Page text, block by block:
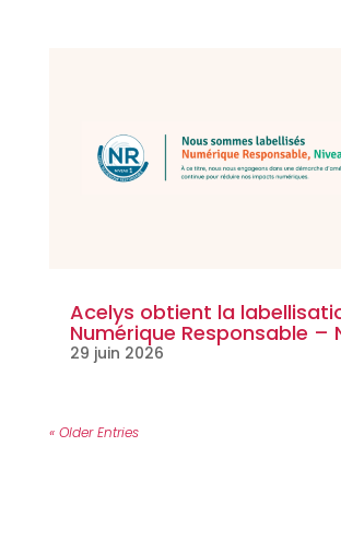
Acelys obtient la
Numérique Responsable –
29 juin 2026
« Older Entries